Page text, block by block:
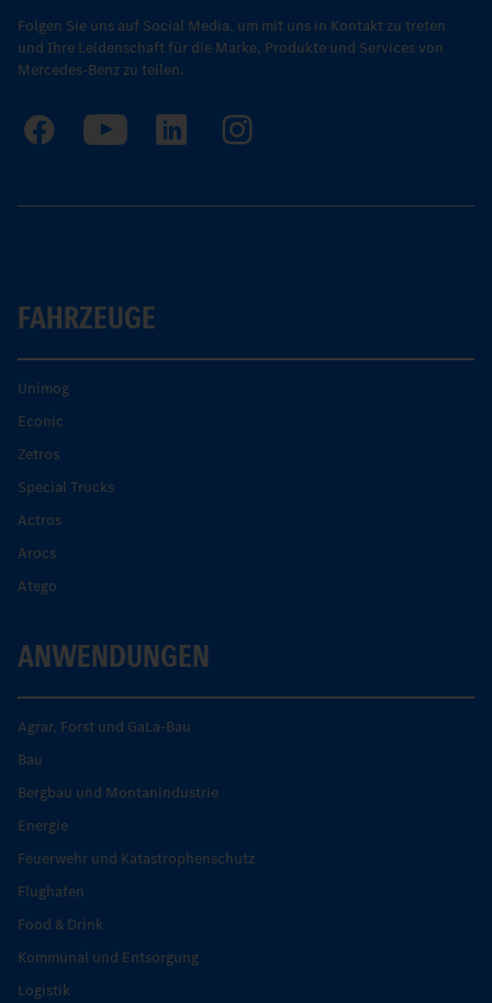
Folgen Sie uns auf Social Media, um mit uns in Kontakt zu treten
und Ihre Leidenschaft für die Marke, Produkte und Services von
Mercedes-Benz zu teilen.
FAHRZEUGE
Unimog
Econic
Zetros
Special Trucks
Actros
Arocs
Atego
ANWENDUNGEN
Agrar, Forst und GaLa-Bau
Bau
Bergbau und Montanindustrie
Energie
Feuerwehr und Katastrophenschutz
Flughafen
Food & Drink
Kommunal und Entsorgung
Logistik